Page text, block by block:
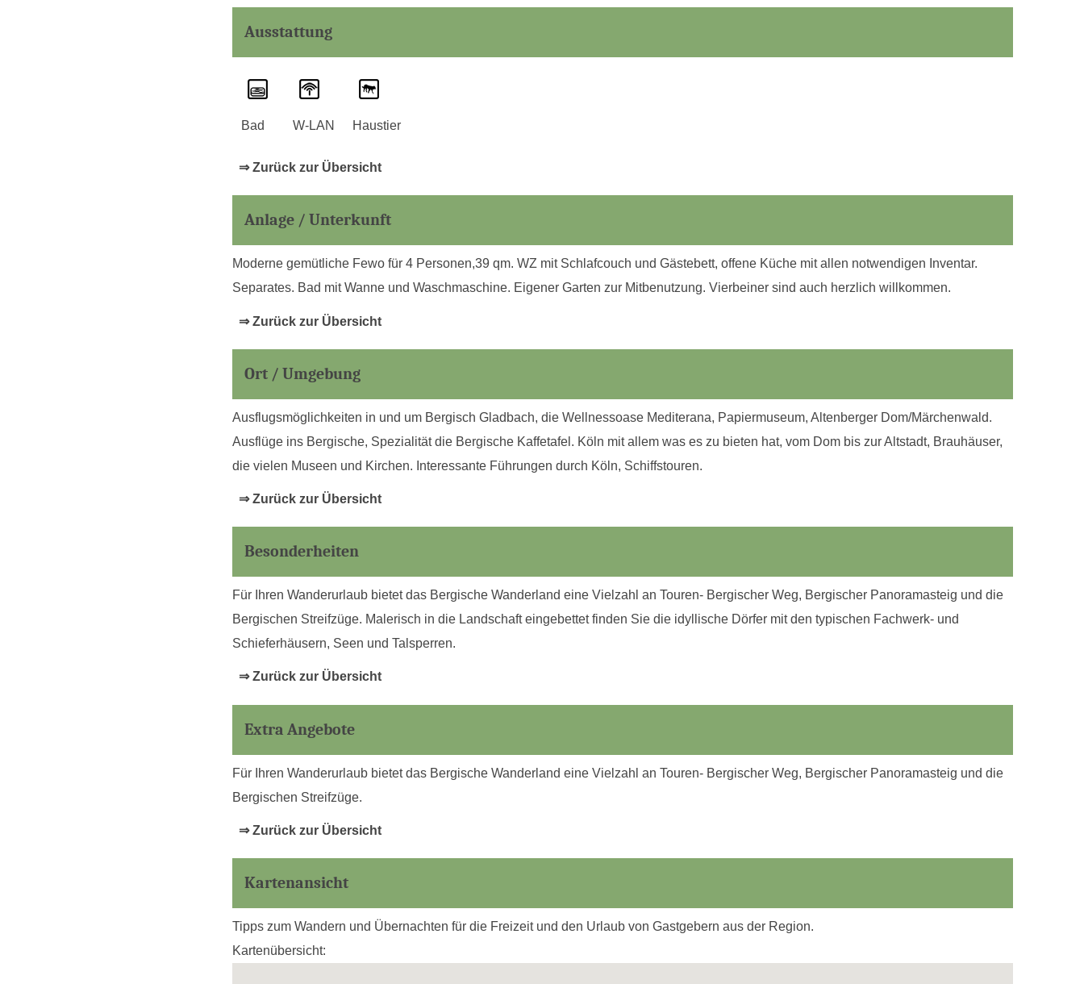
Ausstattung
Bad W-LAN Haustier
⇒ Zurück zur Übersicht
Anlage / Unterkunft
Moderne gemütliche Fewo für 4 Personen,39 qm. WZ mit Schlafcouch und Gästebett, offene Küche mit allen notwendigen Inventar.
Separates. Bad mit Wanne und Waschmaschine. Eigener Garten zur Mitbenutzung. Vierbeiner sind auch herzlich willkommen.
⇒ Zurück zur Übersicht
Ort / Umgebung
Ausflugsmöglichkeiten in und um Bergisch Gladbach, die Wellnessoase Mediterana, Papiermuseum, Altenberger Dom/Märchenwald.
Ausflüge ins Bergische, Spezialität die Bergische Kaffetafel. Köln mit allem was es zu bieten hat, vom Dom bis zur Altstadt, Brauhäuser,
die vielen Museen und Kirchen. Interessante Führungen durch Köln, Schiffstouren.
⇒ Zurück zur Übersicht
Besonderheiten
Für Ihren Wanderurlaub bietet das Bergische Wanderland eine Vielzahl an Touren- Bergischer Weg, Bergischer Panoramasteig und die
Bergischen Streifzüge. Malerisch in die Landschaft eingebettet finden Sie die idyllische Dörfer mit den typischen Fachwerk- und
Schieferhäusern, Seen und Talsperren.
⇒ Zurück zur Übersicht
Extra Angebote
Für Ihren Wanderurlaub bietet das Bergische Wanderland eine Vielzahl an Touren- Bergischer Weg, Bergischer Panoramasteig und die
Bergischen Streifzüge.
⇒ Zurück zur Übersicht
Kartenansicht
Tipps zum Wandern und Übernachten für die Freizeit und den Urlaub von Gastgebern aus der Region.
Kartenübersicht: